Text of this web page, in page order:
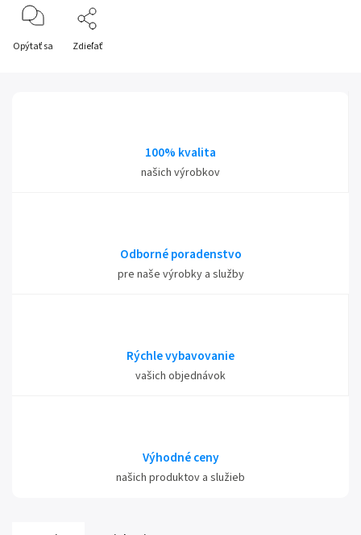
Opýtať sa Zdieľať
100% kvalita
našich výrobkov
Odborné poradenstvo
pre naše výrobky a služby
Rýchle vybavovanie
vašich objednávok
Výhodné ceny
našich produktov a služieb